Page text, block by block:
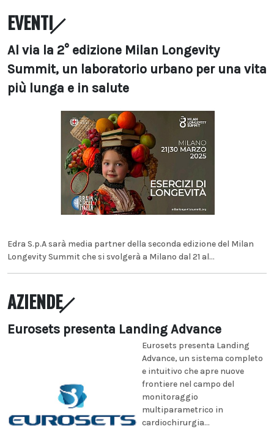
EVENTI
Al via la 2° edizione Milan Longevity
Summit, un laboratorio urbano per una vita
più lunga e in salute
Edra S.p.A sarà media partner della seconda edizione del Milan
Longevity Summit che si svolgerà a Milano dal 21 al...
AZIENDE
Eurosets presenta Landing Advance
Eurosets presenta Landing
Advance, un sistema completo
e intuitivo che apre nuove
frontiere nel campo del
monitoraggio
multiparametrico in
cardiochirurgia...